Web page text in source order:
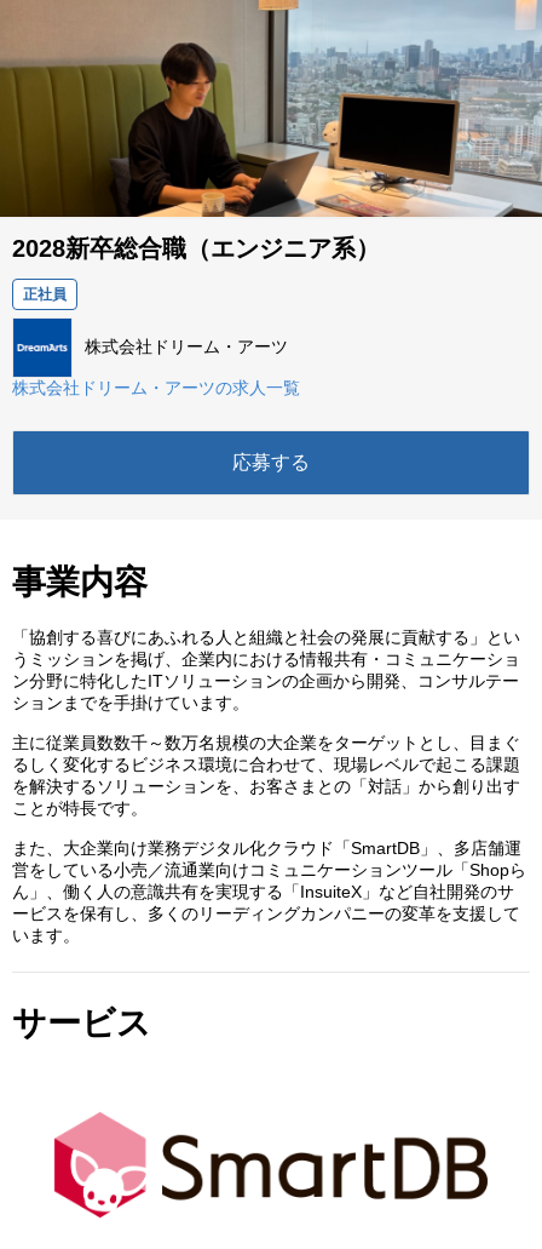
2028新卒総合職（エンジニア系）
正社員
株式会社ドリーム・アーツ
株式会社ドリーム・アーツの求人一覧
応募する
事業内容
「協創する喜びにあふれる人と組織と社会の発展に貢献する」とい
うミッションを掲げ、企業内における情報共有・コミュニケーショ
ン分野に特化したITソリューションの企画から開発、コンサルテー
ションまでを手掛けています。
主に従業員数数千～数万名規模の大企業をターゲットとし、目まぐ
るしく変化するビジネス環境に合わせて、現場レベルで起こる課題
を解決するソリューションを、お客さまとの「対話」から創り出す
ことが特長です。
また、大企業向け業務デジタル化クラウド「SmartDB」、多店舗運
営をしている小売／流通業向けコミュニケーションツール「Shopら
ん」、働く人の意識共有を実現する「InsuiteX」など自社開発のサ
ービスを保有し、多くのリーディングカンパニーの変革を支援して
います。
サービス